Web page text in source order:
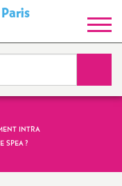
S
y
n
d
i
INTRA
SPEA?